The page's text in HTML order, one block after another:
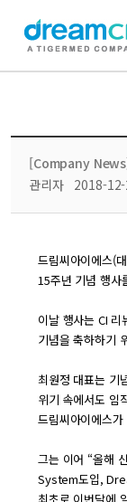
[Company
관리자 2018-
드림씨아이에스(
15주년 기념 행사
이날 행사는 CI
기념을 축하하기
최원정 대표는 기
위기 속에서도 임
드림씨아이에스
그는 이어 “올해
System도입,